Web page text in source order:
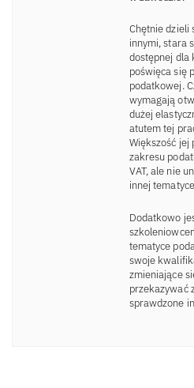
Chętnie dzieli
innymi, stara
dostępnej dla
poświęca się
podatkowej.
wymagają
dużej
atutem tej
Większość jej
zakresu
VAT, ale nie
innej
Dodatkowo
tematyce
swoje
zmieniające
przekazywać
sprawdzone